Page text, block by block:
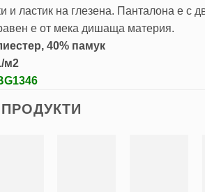
и ластик на глезена. Панталона е с
е от мека дишаща материя.
40% памук
м2